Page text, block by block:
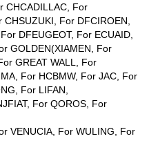
CHCADILLAC, For
For DFCIROEN,
DFEUGEOT, For ECUAID,
GOLDEN(XIAMEN, For
GREAT WALL, For
For HCBMW, For JAC, For
For LIFAN,
For QOROS, For
VENUCIA, For WULING, For